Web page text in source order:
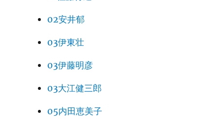
02安井郁
03伊東壮
03伊藤明彦
03大江健三郎
05内田恵美子